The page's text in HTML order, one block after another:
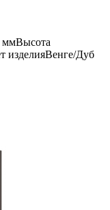
изделияВенге/Дуб